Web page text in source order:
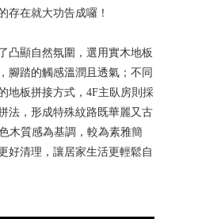
存在就大功告成囉！
凸顯自然氛圍，選用實木地板
腳踏的觸感溫潤且透氣；不同
地板拼接方式，4F主臥房則採
法，形成特殊紋路既華麗又古
木質感為基調，較為素雅簡
好清理，讓居家生活更輕鬆自